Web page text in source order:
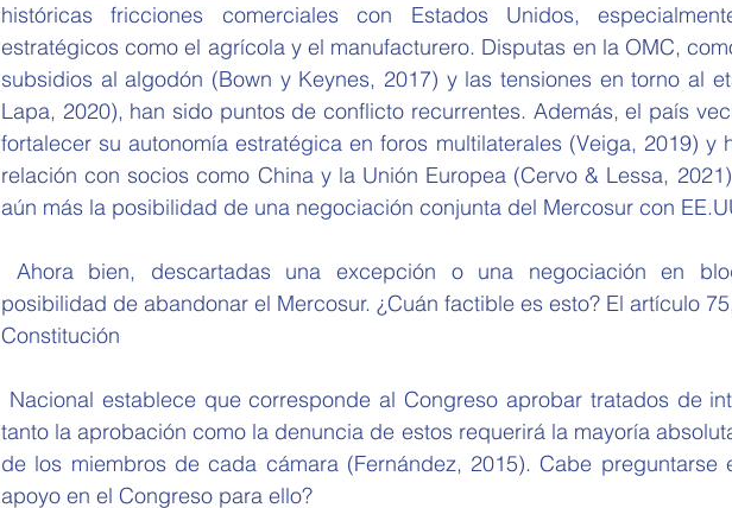
históricas fricciones comerciales con Estados Unidos,
estratégicos como el agrícola y el manufacturero. Disputas en la OMC,
subsidios al algodón (Bown y Keynes, 2017) y las tensiones en torno al
Lapa, 2020), han sido puntos de conflicto recurrentes. Además, el país
fortalecer su autonomía estratégica en foros multilaterales (Veiga, 2019) y
relación con socios como China y la Unión Europea (Cervo & Lessa,
aún más la posibilidad de una negociación conjunta del Mercosur con
posibilidad de abandonar el Mercosur. ¿Cuán factible es esto? El artículo
Constitución
tanto la aprobación como la denuncia de estos requerirá la mayoría
de los miembros de cada cámara (Fernández, 2015). Cabe preguntarse
apoyo en el Congreso para ello?